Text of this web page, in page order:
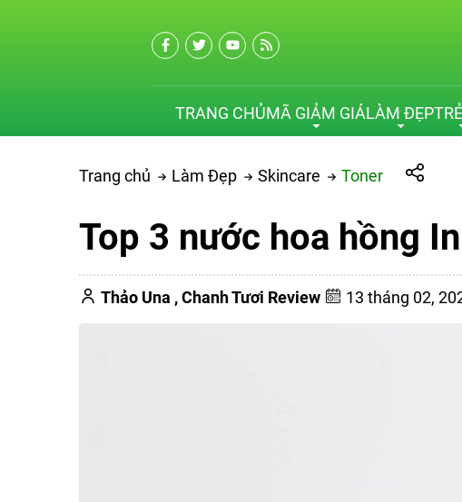
TRANG CHỦMÃ GIẢM GIÁLÀM ĐẸP
Trang chủ Làm Đẹp Skincare Toner
Top 3 nước hoa hồng
Thảo Una ,Chanh Tươi Review 13 tháng 02,